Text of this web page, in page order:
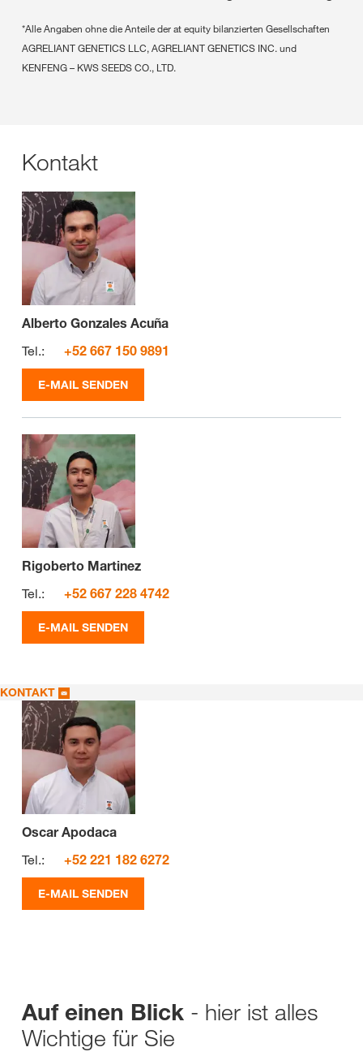
*Alle Angaben ohne die Anteile der at equity bilanzierten Gesellschaften
AGRELIANT GENETICS LLC, AGRELIANT GENETICS INC. und
KENFENG – KWS SEEDS CO., LTD.
Kontakt
Alberto Gonzales Acuña
Tel.:
+52 667 150 9891
E-MAIL SENDEN
Rigoberto Martinez
Tel.:
+52 667 228 4742
E-MAIL SENDEN
KONTAKT
Oscar Apodaca
Tel.:
+52 221 182 6272
E-MAIL SENDEN
Auf einen Blick - hier ist alles
Wichtige für Sie